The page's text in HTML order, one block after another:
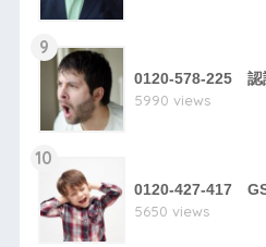
9
0120-578-225 認
5990 views
10
0120-427-417
5650 views